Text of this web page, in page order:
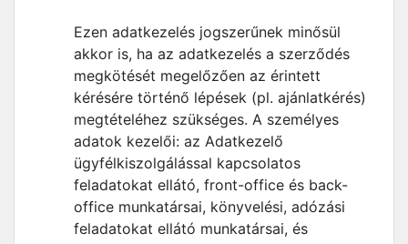
Ezen adatkezelés jogszerűnek minősül
akkor is, ha az adatkezelés a szerződés
megkötését megelőzően az érintett
kérésére történő lépések (pl. ajánlatkérés)
megtételéhez szükséges. A személyes
adatok kezelői: az Adatkezelő
ügyfélkiszolgálással kapcsolatos
feladatokat ellátó, front-office és back-
office munkatársai, könyvelési, adózási
feladatokat ellátó munkatársai, és